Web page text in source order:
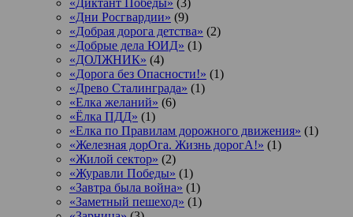
«Дни Росгвардии» (9)
«Добрая дорога детства» (2)
«Добрые дела ЮИД» (1)
«ДОЛЖНИК» (4)
«Дорога без Опасности!» (1)
«Древо Сталинграда» (1)
«Елка желаний» (6)
«Ёлка ПДД» (1)
«Елка по Правилам дорожного движения» (1)
«Железная дорОга. Жизнь дорогА!» (1)
«Жилой сектор» (2)
«Журавли Победы» (1)
«Завтра была война» (1)
«Заметный пешеход» (1)